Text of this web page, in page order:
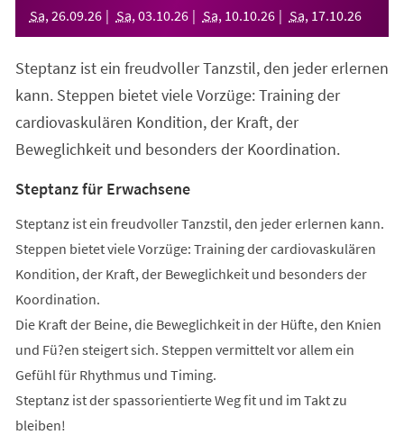
Sa, 26.09.26 Sa, 03.10.26 Sa, 10.10.26 Sa, 17.10.26
Steptanz ist ein freudvoller Tanzstil, den jeder erlernen
kann. Steppen bietet viele Vorzüge: Training der
cardiovaskulären Kondition, der Kraft, der
Beweglichkeit und besonders der Koordination.
Steptanz für Erwachsene
Steptanz ist ein freudvoller Tanzstil, den jeder erlernen kann.
Steppen bietet viele Vorzüge: Training der cardiovaskulären
Kondition, der Kraft, der Beweglichkeit und besonders der
Koordination.
Die Kraft der Beine, die Beweglichkeit in der Hüfte, den Knien
und Fü?en steigert sich. Steppen vermittelt vor allem ein
Gefühl für Rhythmus und Timing.
Steptanz ist der spassorientierte Weg fit und im Takt zu
bleiben!